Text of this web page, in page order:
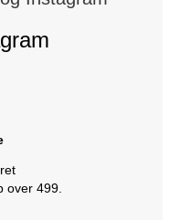
over 499.